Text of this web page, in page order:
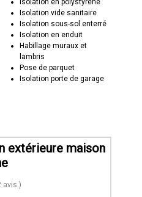
Isolation en polystyrène
Isolation vide sanitaire
Isolation sous-sol enterré
Isolation en enduit
Habillage muraux et
lambris
Pose de parquet
Isolation porte de garage
extérieure maison
avis )